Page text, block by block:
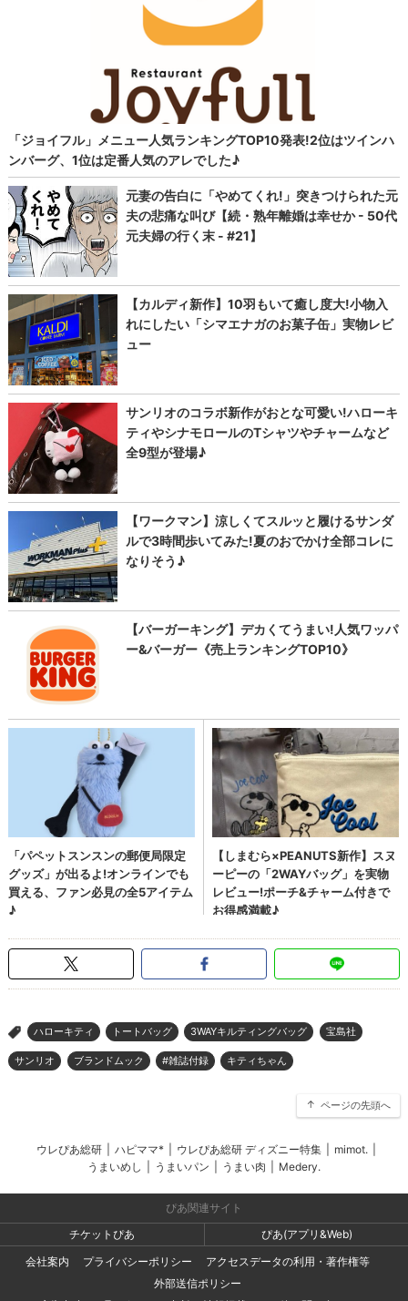
> ハローキティ トートバッグ 3WAYキルティングバッグ 宝島社
サンリオ ブランドムック #雑誌付録 キティちゃん
ページの先頭へ
ウレぴあ総研 ハピママ* ウレぴあ総研 ディズニー特集 mimot.
うまいめし
うまいパン うまい肉 Medery.
ぴあ関連サイト
チケットぴあ
ぴあ(アプリ&Web)
会社案内
プライバシーポリシー
アクセスデータの利用・著作権等
外部送信ポリシー